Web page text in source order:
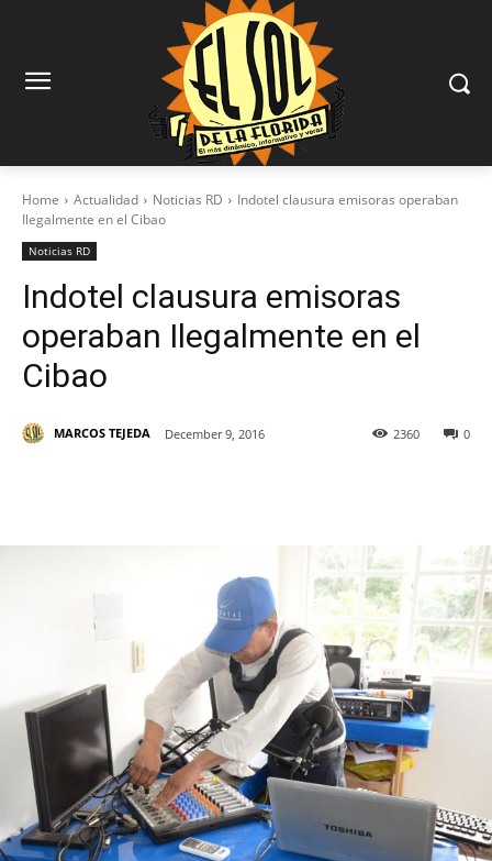
Home Actualidad Noticias RD
Indotel clausura emisoras operaban
Ilegalmente en el Cibao
Noticias RD
Indotel clausura emisoras
operaban Ilegalmente en el
Cibao
MARCOS TEJEDA December 9, 2016 0
2360